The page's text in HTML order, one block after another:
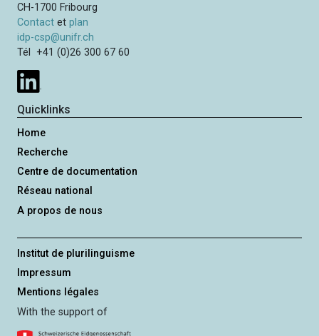
CH-1700 Fribourg
Contact etplan
idp-csp@unifr.ch
Tél +41 (0)26 300 67 60
Quicklinks
Home
Recherche
Centre de documentation
Réseau national
A propos de nous
Institut de plurilinguisme
Impressum
Mentions légales
With the support of